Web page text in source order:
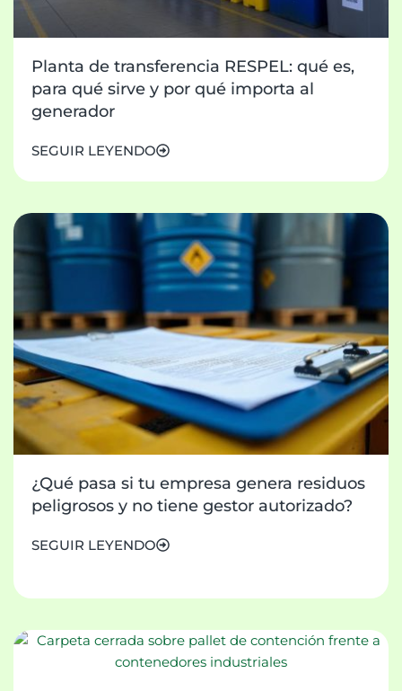
Planta de transferencia RESPEL: qué es,
para qué sirve y por qué importa al
generador
SEGUIR LEYENDO
¿Qué pasa si tu empresa genera residuos
peligrosos y no tiene gestor autorizado?
SEGUIR LEYENDO